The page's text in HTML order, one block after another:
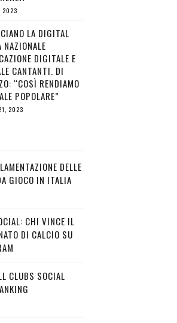
2023
LA DIGITAL
NAZIONALE
DIGITALE E
CANTANTI. DI
“COSÌ RENDIAMO
POPOLARE”
2023
DELLE
GIOCO IN ITALIA
CHI VINCE IL
DI CALCIO SU
CLUBS SOCIAL